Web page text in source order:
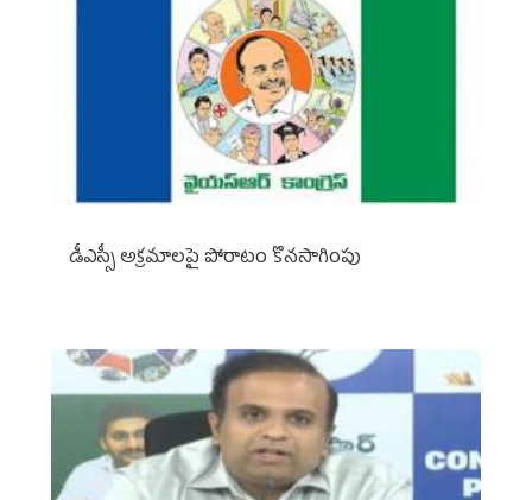
డీఎస్సీ అక్రమాలపై పోరాటం కొనసాగింపు